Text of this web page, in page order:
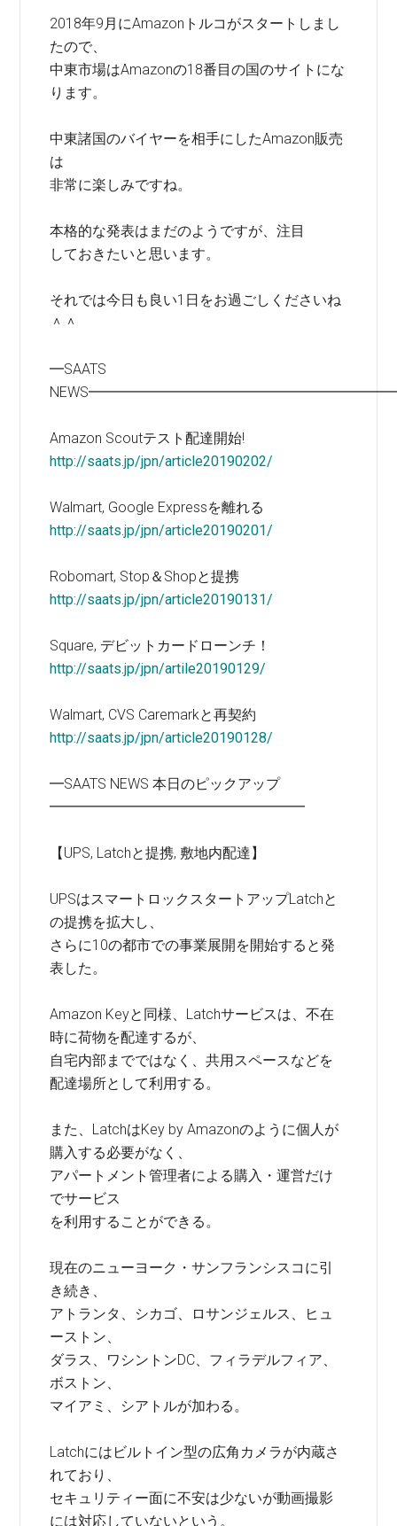
2018年9月にAmazonトルコがスタートしまし
たので、
中東市場はAmazonの18番目の国のサイトにな
ります。
中東諸国のバイヤーを相手にしたAmazon販売
は
非常に楽しみですね。
本格的な発表はまだのようですが、注目
しておきたいと思います。
それでは今日も良い1日をお過ごしくださいね
＾＾
━SAATS
Amazon Scoutテスト配達開始!
http://saats.jp/jpn/article20190202/
Walmart, Google Expressを離れる
http://saats.jp/jpn/article20190201/
Robomart, Stop＆Shopと提携
http://saats.jp/jpn/article20190131/
Square, デビットカードローンチ！
http://saats.jp/jpn/artile20190129/
Walmart, CVS Caremarkと再契約
http://saats.jp/jpn/article20190128/
━SAATS NEWS 本日のピックアップ
━━━━━━━━━━━━━━━━━━
【UPS, Latchと提携, 敷地内配達】
UPSはスマートロックスタートアップLatchと
の提携を拡大し、
さらに10の都市での事業展開を開始すると発
表した。
Amazon Keyと同様、Latchサービスは、不在
時に荷物を配達するが、
自宅内部までではなく、共用スペースなどを
配達場所として利用する。
また、LatchはKey by Amazonのように個人が
購入する必要がなく、
アパートメント管理者による購入・運営だけ
でサービス
を利用することができる。
現在のニューヨーク・サンフランシスコに引
き続き、
アトランタ、シカゴ、ロサンジェルス、ヒュ
ーストン、
ダラス、ワシントンDC、フィラデルフィア、
ボストン、
マイアミ、シアトルが加わる。
Latchにはビルトイン型の広角カメラが内蔵さ
れており、
セキュリティー面に不安は少ないが動画撮影
には対応していないという。